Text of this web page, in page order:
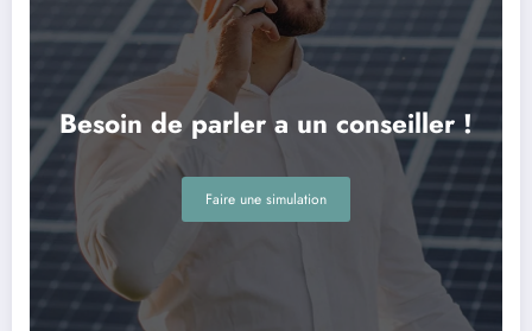
Besoin de parler a un conseiller !
Faire une simulation